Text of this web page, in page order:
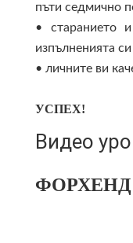
пъти седмично
• старанието
изпълненията
• личните ви
УСПЕХ!
Видео
ФОРХЕНД